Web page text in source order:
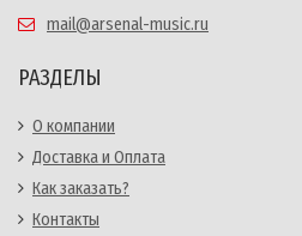
mail@arsenal-music.ru
РАЗДЕЛЫ
О компании
Доставка и Оплата
Как заказать?
Контакты